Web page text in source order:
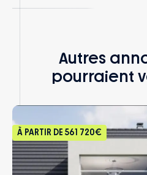
Autres
pourraient
À PARTIR DE 561 720€